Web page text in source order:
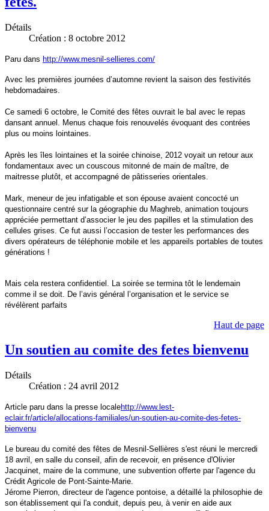
Détails
Création : 8 octobre 2012
Paru dans http://www.mesnil-sellieres.com/
Avec les premières journées d’automne revient la saison des festivités
hebdomadaires.
Ce samedi 6 octobre, le Comité des fêtes ouvrait le bal avec le repas
dansant annuel. Menus chaque fois renouvelés évoquant des contrées
plus ou moins lointaines.
Après les îles lointaines et la soirée chinoise, 2012 voyait un retour aux
fondamentaux avec un couscous mitonné de main de maître, de
maitresse plutôt, et accompagné de pâtisseries orientales.
Mark, meneur de jeu infatigable et son épouse avaient concocté un
questionnaire centré sur la géographie du Maghreb, animation toujours
appréciée permettant d’associer le jeu des papilles et la stimulation des
cellules grises. Ce fut aussi l’occasion de tester les performances des
divers opérateurs de téléphonie mobile et les appareils portables de toutes
générations !
Mais cela restera confidentiel. La soirée se termina tôt le lendemain
comme il se doit. De l’avis général l’organisation et le service se
révélèrent parfaits
Haut de page
Un soutien au comite des fetes bienvenu
Détails
Création : 24 avril 2012
Article paru dans la presse localehttp://www.lest-
eclair.fr/article/allocations-familiales/un-soutien-au-comite-des-fetes-
bienvenu
Le bureau du comité des fêtes de Mesnil-Sellières s'est réuni le mercredi
18 avril, en salle du conseil, afin de recevoir, en présence d'Olivier
Jacquinet, maire de la commune, une subvention offerte par l'agence du
Crédit Agricole de Pont-Sainte-Marie.
Jérome Pierron, directeur de l'agence pontoise, a détaillé la philosophie de
son établissement qui l'a conduit, depuis peu, à venir en aide aux